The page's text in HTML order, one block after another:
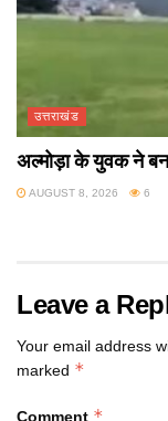
उत्तराखंड
अल्मोड़ा के युवक ने
AUGUST 8, 2026 6
Leave a
Your email address
marked *
Comment *